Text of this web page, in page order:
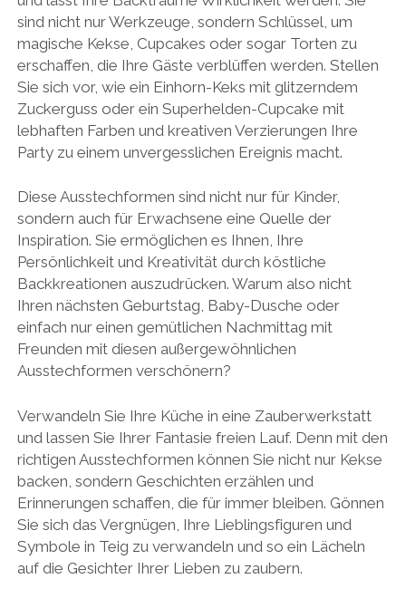
sind nicht nur Werkzeuge, sondern Schlüssel, um
magische Kekse, Cupcakes oder sogar Torten zu
erschaffen, die Ihre Gäste verblüffen werden. Stellen
Sie sich vor, wie ein Einhorn-Keks mit glitzerndem
Zuckerguss oder ein Superhelden-Cupcake mit
lebhaften Farben und kreativen Verzierungen Ihre
Party zu einem unvergesslichen Ereignis macht.
Diese Ausstechformen sind nicht nur für Kinder,
sondern auch für Erwachsene eine Quelle der
Inspiration. Sie ermöglichen es Ihnen, Ihre
Persönlichkeit und Kreativität durch köstliche
Backkreationen auszudrücken. Warum also nicht
Ihren nächsten Geburtstag, Baby-Dusche oder
einfach nur einen gemütlichen Nachmittag mit
Freunden mit diesen außergewöhnlichen
Ausstechformen verschönern?
Verwandeln Sie Ihre Küche in eine Zauberwerkstatt
und lassen Sie Ihrer Fantasie freien Lauf. Denn mit den
richtigen Ausstechformen können Sie nicht nur Kekse
backen, sondern Geschichten erzählen und
Erinnerungen schaffen, die für immer bleiben. Gönnen
Sie sich das Vergnügen, Ihre Lieblingsfiguren und
Symbole in Teig zu verwandeln und so ein Lächeln
auf die Gesichter Ihrer Lieben zu zaubern.